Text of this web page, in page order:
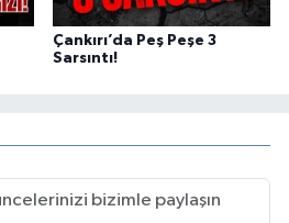
Çankırı’da Peş Peşe 3
Sarsıntı!